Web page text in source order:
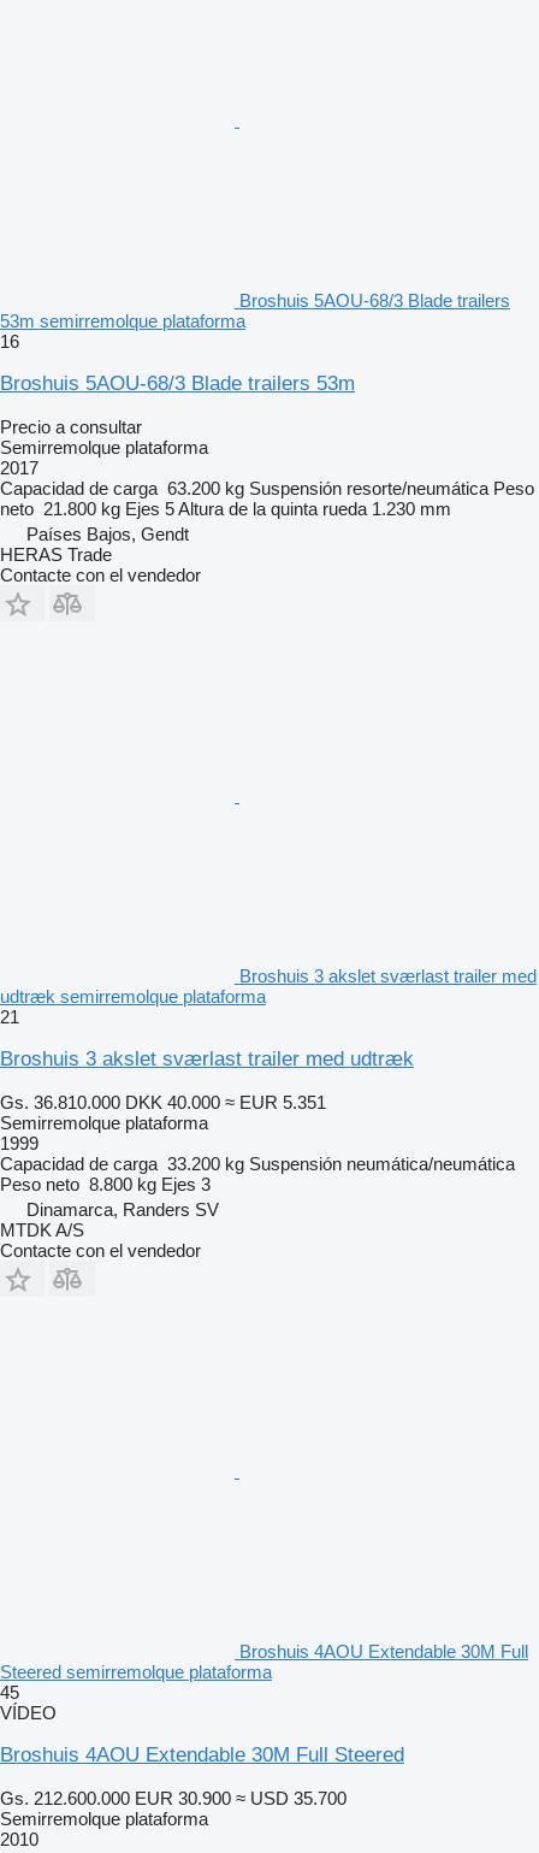
Broshuis 5AOU-68/3 Blade trailers
53m semirremolque plataforma
16
Broshuis 5AOU-68/3 Blade trailers 53m
Precio a consultar
Semirremolque plataforma
2017
Capacidad de carga 63.200 kg Suspensión resorte/neumática Peso
neto 21.800 kg Ejes 5Altura de la quinta rueda 1.230 mm
Países Bajos, Gendt
HERAS Trade
Contacte con el vendedor
Broshuis 3 akslet sværlast trailer med
udtræk semirremolque plataforma
21
Broshuis 3 akslet sværlast trailer med udtræk
Gs. 36.810.000 DKK 40.000 ≈ EUR 5.351
Semirremolque plataforma
1999
Capacidad de carga 33.200 kg Suspensión neumática/neumática
Peso neto 8.800 kg Ejes 3
Dinamarca, Randers SV
MTDK A/S
Contacte con el vendedor
Broshuis 4AOU Extendable 30M Full
Steered semirremolque plataforma
45
VÍDEO
Broshuis 4AOU Extendable 30M Full Steered
Gs. 212.600.000 EUR 30.900 ≈ USD 35.700
Semirremolque plataforma
2010